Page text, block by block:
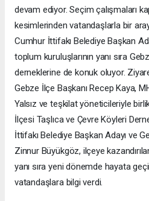
devam ediyor. Seçim çalışmaları
kesimlerinden vatandaşlarla bir
Cumhur İttifakı Belediye Başkan
toplum kuruluşlarının yanı sıra
derneklerine de konuk oluyor.
Gebze İlçe Başkanı Recep Kaya,
Yalsız ve teşkilat yöneticileriyle
İlçesi Taşlıca ve Çevre Köyleri
İttifakı Belediye Başkan Adayı ve
Zinnur Büyükgöz, ilçeye
yanı sıra yeni dönemde hayata
vatandaşlara bilgi verdi.